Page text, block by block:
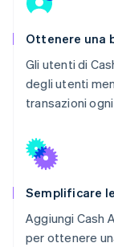
Ottenere una
Gli utenti di
degli utenti
transazioni
Semplificare
Aggiungi Cash
per ottenere